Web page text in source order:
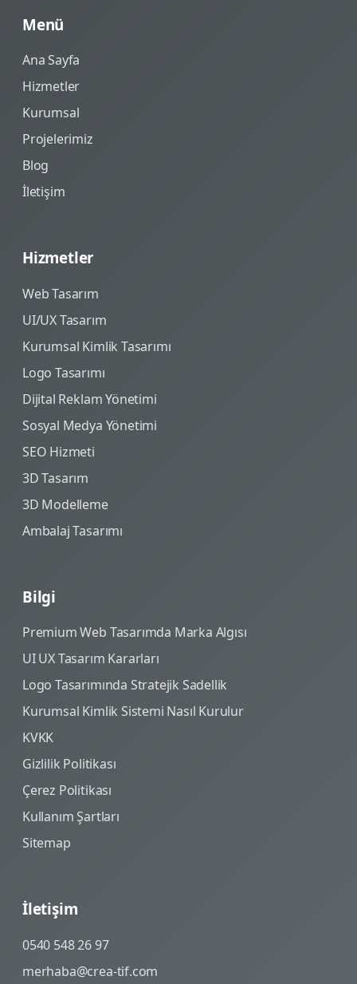
Menü
Ana Sayfa
Hizmetler
Kurumsal
Projelerimiz
Blog
İletişim
Hizmetler
Web Tasarım
UI/UX Tasarım
Kurumsal Kimlik Tasarımı
Logo Tasarımı
Dijital Reklam Yönetimi
Sosyal Medya Yönetimi
SEO Hizmeti
3D Tasarım
3D Modelleme
Ambalaj Tasarımı
Bilgi
Premium Web Tasarımda Marka Algısı
UI UX Tasarım Kararları
Logo Tasarımında Stratejik Sadellik
Kurumsal Kimlik Sistemi Nasıl Kurulur
KVKK
Gizlilik Politikası
Çerez Politikası
Kullanım Şartları
Sitemap
İletişim
0540 548 26 97
merhaba@crea-tif.com